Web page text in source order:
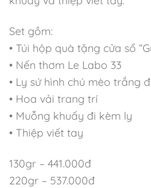
Set gồm:
• Túi hộp quà tặng cửa sổ
• Nến thơm Le Labo 33
• Ly sứ hình chú mèo trắng
• Hoa vải trang trí
• Muỗng khuấy đi kèm ly
• Thiệp viết tay
130gr – 441.000đ
220gr – 537.000đ